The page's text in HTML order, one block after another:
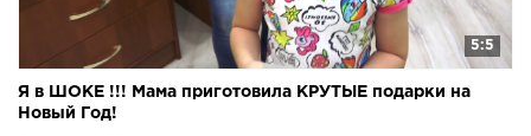
5:5
Я в ШОКЕ !!! Мама приготовила КРУТЫЕ подарки на
Новый Год!